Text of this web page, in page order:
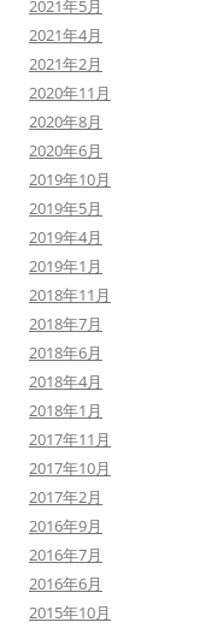
2021年5月
2021年4月
2021年2月
2020年11月
2020年8月
2020年6月
2019年10月
2019年5月
2019年4月
2019年1月
2018年11月
2018年7月
2018年6月
2018年4月
2018年1月
2017年11月
2017年10月
2017年2月
2016年9月
2016年7月
2016年6月
2015年10月